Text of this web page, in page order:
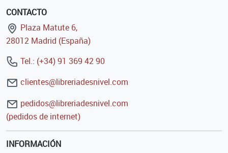
CONTACTO
Plaza Matute 6,
28012 Madrid (España)
Tel.: (+34) 91 369 42 90
clientes@libreriadesnivel.com
pedidos@libreriadesnivel.com
(pedidos de internet)
INFORMACIÓN